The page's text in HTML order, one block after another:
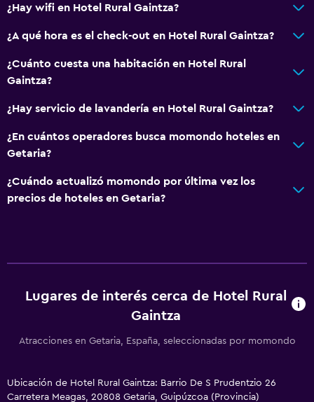
¿Hay wifi en Hotel Rural Gaintza?
¿A qué hora es el check-out en Hotel Rural Gaintza?
¿Cuánto cuesta una habitación en Hotel Rural
Gaintza?
¿Hay servicio de lavandería en Hotel Rural Gaintza?
¿En cuántos operadores busca momondo hoteles en
Getaria?
¿Cuándo actualizó momondo por última vez los
precios de hoteles en Getaria?
Lugares de interés cerca de Hotel Rural
Gaintza
Atracciones en Getaria, España, seleccionadas por momondo
Ubicación de Hotel Rural Gaintza: Barrio De S Prudentzio 26
Carretera Meagas, 20808 Getaria, Guipúzcoa (Provincia)